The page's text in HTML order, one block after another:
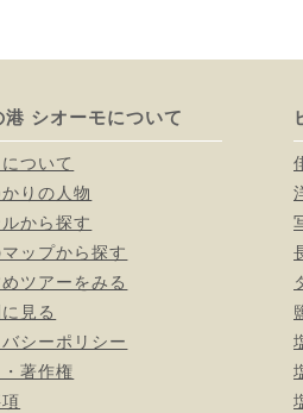
港 シオーモについて
ついて
りの人物
から探す
ップから探す
ツアーをみる
見る
シーポリシー
・著作権